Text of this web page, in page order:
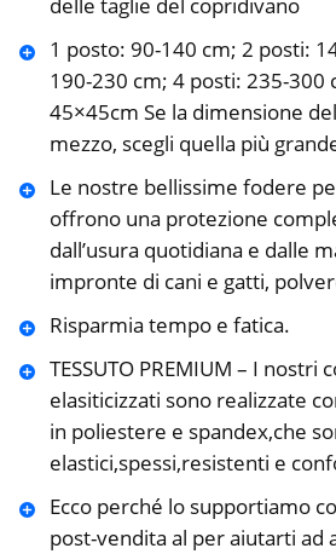
delle taglie del copridivano
1 posto: 90-140 cm; 2 posti:
190-230 cm; 4 posti: 235-300
45×45cm Se la dimensione
mezzo, scegli quella più
Le nostre bellissime fodere
offrono una protezione
dall’usura quotidiana e dalle
impronte di cani e gatti,
Risparmia tempo e fatica.
TESSUTO PREMIUM – I nostri
elasiticizzati sono realizzate
in poliestere e spandex,che
elastici,spessi,resistenti e
Ecco perché lo supportiamo
post-vendita al per aiutarti ad